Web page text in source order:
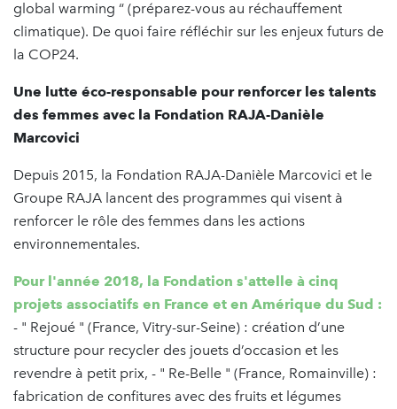
global warming “ (préparez-vous au réchauffement
climatique). De quoi faire réfléchir sur les enjeux futurs de
la COP24.
Une lutte éco-responsable pour renforcer les talents
des femmes avec la Fondation RAJA-Danièle
Marcovici
Depuis 2015, la Fondation RAJA-Danièle Marcovici et le
Groupe RAJA lancent des programmes qui visent à
renforcer le rôle des femmes dans les actions
environnementales.
Pour l'année 2018, la Fondation s'attelle à cinq
projets associatifs en France et en Amérique du Sud :
- " Rejoué " (France, Vitry-sur-Seine) : création d’une
structure pour recycler des jouets d’occasion et les
revendre à petit prix, - " Re-Belle " (France, Romainville) :
fabrication de confitures avec des fruits et légumes